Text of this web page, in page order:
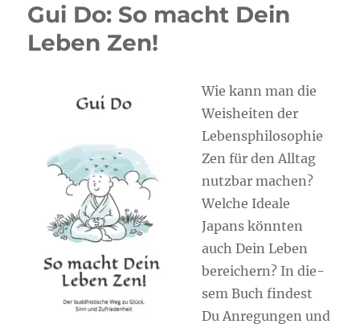
Gui Do: So macht Dein
Leben Zen!
Wie kann man die
Weis­hei­ten der
Lebens­phi­lo­so­phie
Zen für den All­tag
nutz­bar machen?
Wel­che Idea­le
Japans könn­ten
auch Dein Leben
berei­chern? In die­
sem Buch fin­dest
Du Anre­gun­gen und